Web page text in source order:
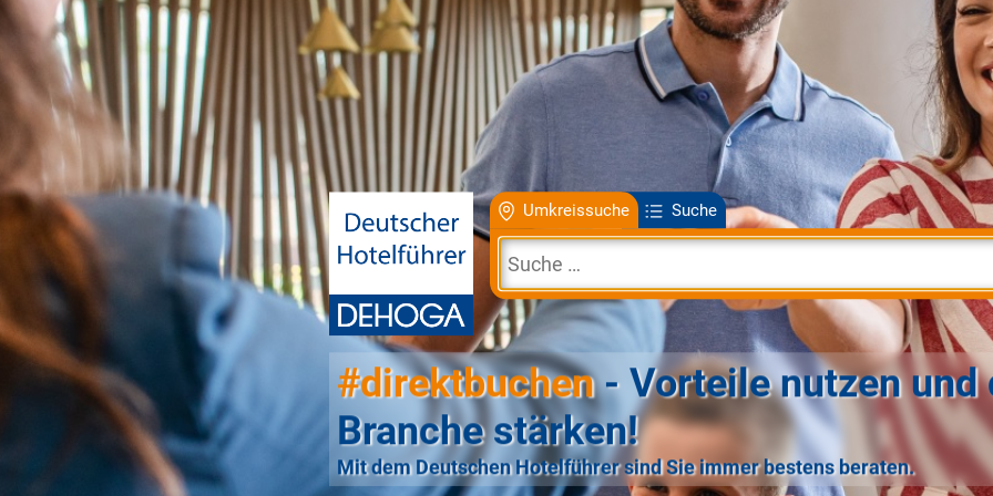
Umkreissuche Suche
#direktbuchen- Vorteile nutzen und
Branche stärken!
Mit dem Deutschen Hotelführer sind Sie immer bestens beraten.